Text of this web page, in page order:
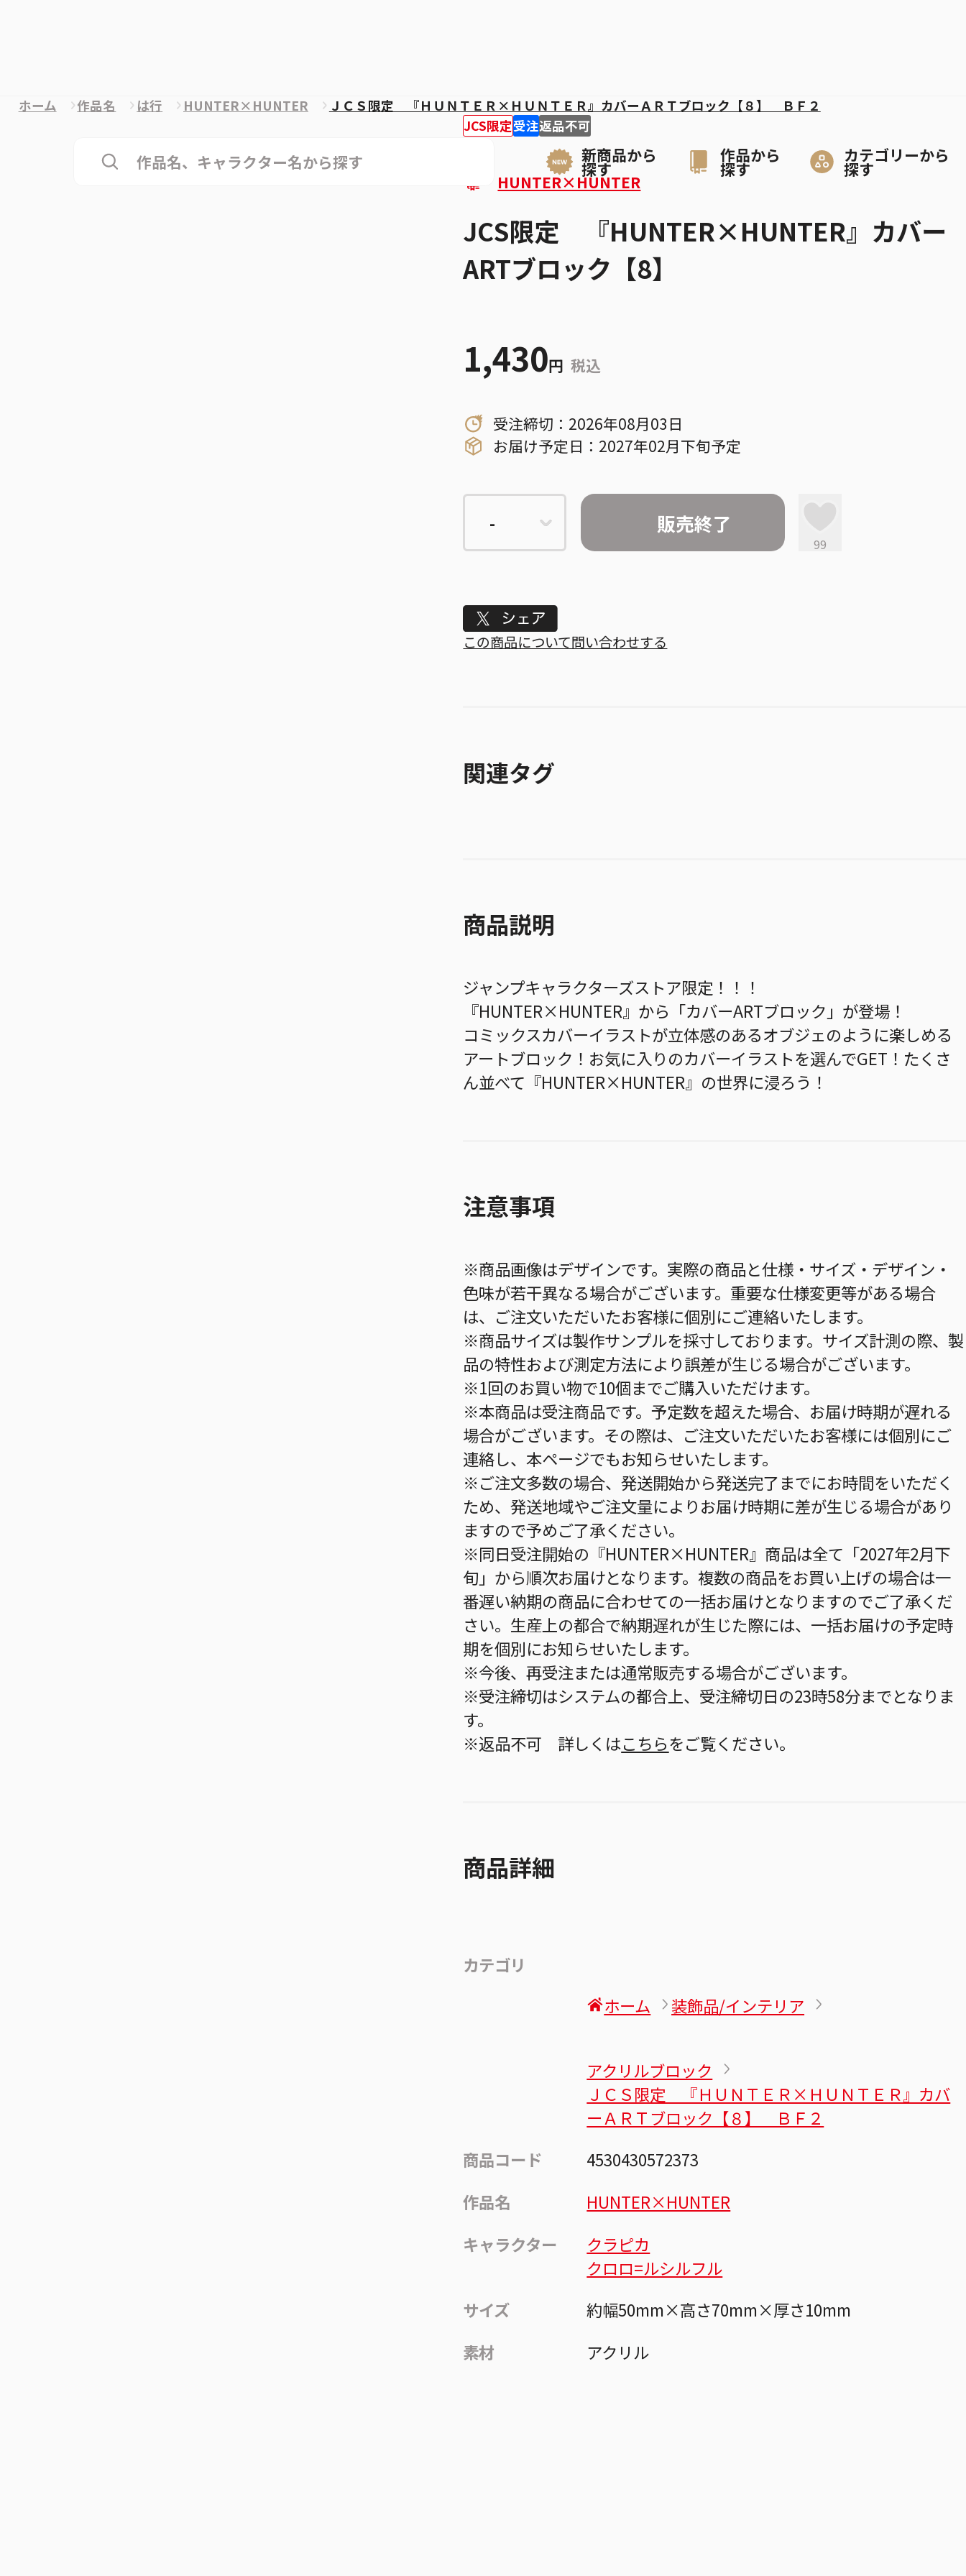
新商品から
探す
作品から
探す
カテゴリーから
探す
ホーム 作品名 は行 HUNTER×HUNTER ＪＣＳ限定 『ＨＵＮＴＥＲ×ＨＵＮＴＥＲ』カバーＡＲＴブロック【８】 ＢＦ２
JCS限定受注返品不可
HUNTER×HUNTER
JCS限定 『HUNTER×HUNTER』カバー
ARTブロック【8】
1,430円 税込
受注締切：2026年08月03日
お届け予定日：2027年02月下旬予定
販売終了
99
Tweet
この商品について問い合わせする
関連タグ
商品説明
ジャンプキャラクターズストア限定！！！
『HUNTER×HUNTER』から「カバーARTブロック」が登場！
コミックスカバーイラストが立体感のあるオブジェのように楽しめる
アートブロック！お気に入りのカバーイラストを選んでGET！たくさ
ん並べて『HUNTER×HUNTER』の世界に浸ろう！
注意事項
※商品画像はデザインです。実際の商品と仕様・サイズ・デザイン・
色味が若干異なる場合がございます。重要な仕様変更等がある場合
は、ご注文いただいたお客様に個別にご連絡いたします。
※商品サイズは製作サンプルを採寸しております。サイズ計測の際、製
品の特性および測定方法により誤差が生じる場合がございます。
※1回のお買い物で10個までご購入いただけます。
※本商品は受注商品です。予定数を超えた場合、お届け時期が遅れる
場合がございます。その際は、ご注文いただいたお客様には個別にご
連絡し、本ページでもお知らせいたします。
※ご注文多数の場合、発送開始から発送完了までにお時間をいただく
ため、発送地域やご注文量によりお届け時期に差が生じる場合があり
ますので予めご了承ください。
※同日受注開始の『HUNTER×HUNTER』商品は全て「2027年2月下
旬」から順次お届けとなります。複数の商品をお買い上げの場合は一
番遅い納期の商品に合わせての一括お届けとなりますのでご了承くだ
さい。生産上の都合で納期遅れが生じた際には、一括お届けの予定時
期を個別にお知らせいたします。
※今後、再受注または通常販売する場合がございます。
※受注締切はシステムの都合上、受注締切日の23時58分までとなりま
す。
※返品不可 詳しくはこちらをご覧ください。
商品詳細
カテゴリ
ホーム
装飾品/インテリア
アクリルブロック
ＪＣＳ限定 『ＨＵＮＴＥＲ×ＨＵＮＴＥＲ』カバ
ーＡＲＴブロック【８】 ＢＦ２
商品コード
4530430572373
作品名
HUNTER×HUNTER
キャラクター
クラピカ
クロロ=ルシルフル
サイズ
約幅50mm×高さ70mm×厚さ10mm
素材
アクリル